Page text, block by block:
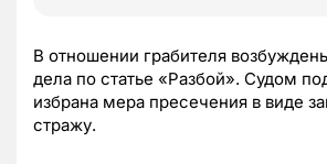
В отношении грабителя
дела по статье «Разбой». Судом
избрана мера пресечения в виде
стражу.